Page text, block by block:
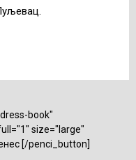
book"
size="large"
[/penci_button]